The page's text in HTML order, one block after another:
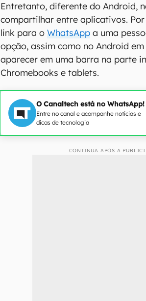
Entretanto, diferente do Android,
compartilhar entre aplicativos.
link para oWhatsApp a uma
opção, assim como no Android
aparecer em uma barra na parte
Chromebooks e tablets.
O Canaltech está no WhatsApp!
Entre no canal e acompanhe notícias e
dicas de tecnologia
CONTINUA APÓS A